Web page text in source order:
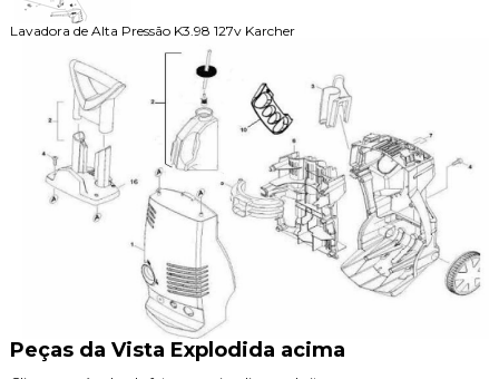
Lavadora de Alta Pressão K3.98 127v Karcher
Peças da Vista Explodida acima